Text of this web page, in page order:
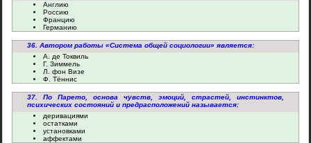
Англию
Россию
Францию
Германию
36. Автором работы «Система общей социологии» является:
А. де Токвиль
Г. Зиммель
Л. фон Визе
Ф. Тённис
37. По Парето, основа чувств, эмоций, страстей, инстинктов,
психических состояний и предрасположений называется:
деривациями
остатками
установками
аффектами